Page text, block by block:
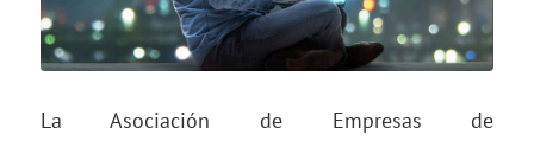
La Asociación de Empresas de